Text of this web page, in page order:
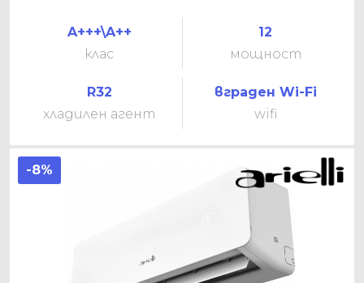
A+++\A++
клас
12
мощност
R32
хладилен агент
вграден Wi-Fi
wifi
-8%